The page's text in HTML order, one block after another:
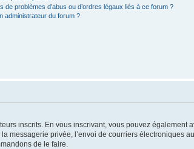
de problèmes d’abus ou d’ordres légaux liés à ce forum ?
administrateur du forum ?
inscrits. En vous inscrivant, vous pouvez également
messagerie privée, l’envoi de courriers électroniques
de le faire.